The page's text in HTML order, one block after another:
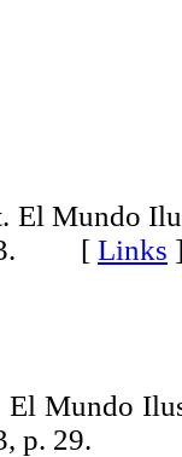
El Mundo
[ Links
El Mundo
p. 29.